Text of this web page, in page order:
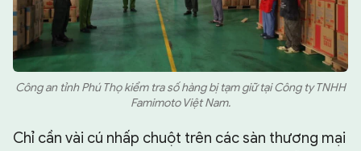
Công an tỉnh Phú Thọ kiểm tra số hàng bị tạm giữ tại Công ty TNHH
Famimoto Việt Nam.
Chỉ cần vài cú nhấp chuột trên các sàn thương mại